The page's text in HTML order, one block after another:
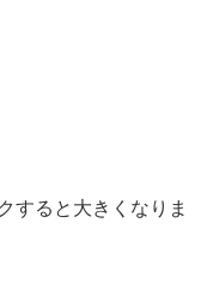
すると大きくなりま